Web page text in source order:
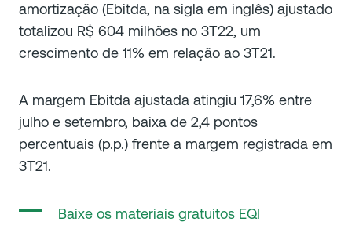
amortização (Ebitda, na sigla em inglês) ajustado
totalizou R$ 604 milhões no 3T22, um
crescimento de 11% em relação ao 3T21.
A margem Ebitda ajustada atingiu 17,6% entre
julho e setembro, baixa de 2,4 pontos
percentuais (p.p.) frente a margem registrada em
3T21.
Baixe os materiais gratuitos EQI